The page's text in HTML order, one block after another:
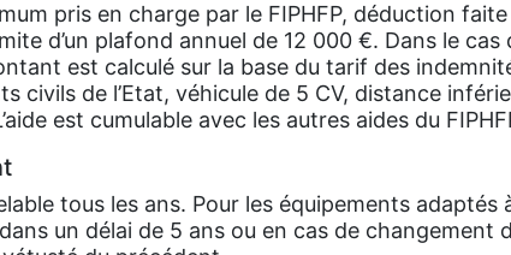
pris en charge par le FIPHFP, déduction
d’un plafond annuel de 12 000 €. Dans le
est calculé sur la base du tarif des
civils de l’Etat, véhicule de 5 CV, distance
est cumulable avec les autres aides du
tous les ans. Pour les équipements adaptés
un délai de 5 ans ou en cas de changement